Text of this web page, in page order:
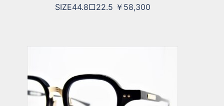
SIZE44.8□22.5 ￥58,300